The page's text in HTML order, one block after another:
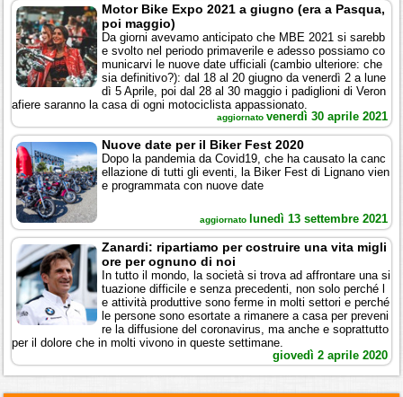
Motor Bike Expo 2021 a giugno (era a Pasqua,
poi maggio)
Da giorni avevamo anticipato che MBE 2021 si sarebb
e svolto nel periodo primaverile e adesso possiamo co
municarvi le nuove date ufficiali (cambio ulteriore: che
sia definitivo?): dal 18 al 20 giugno da venerdì 2 a lune
dì 5 Aprile, poi dal 28 al 30 maggio i padiglioni di Veron
afiere saranno la casa di ogni motociclista appassionato.
aggiornato venerdì 30 aprile 2021
Nuove date per il Biker Fest 2020
Dopo la pandemia da Covid19, che ha causato la canc
ellazione di tutti gli eventi, la Biker Fest di Lignano vien
e programmata con nuove date
aggiornato lunedì 13 settembre 2021
Zanardi: ripartiamo per costruire una vita migli
ore per ognuno di noi
In tutto il mondo, la società si trova ad affrontare una si
tuazione difficile e senza precedenti, non solo perché l
e attività produttive sono ferme in molti settori e perché
le persone sono esortate a rimanere a casa per preveni
re la diffusione del coronavirus, ma anche e soprattutto
per il dolore che in molti vivono in queste settimane.
giovedì 2 aprile 2020